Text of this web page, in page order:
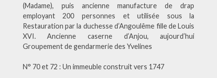
(Madame), puis ancienne manufacture de drap
employant 200 personnes et utilisée sous la
Restauration par la duchesse d’Angoulême fille de Louis
XVI. Ancienne caserne d’Anjou, aujourd’hui
Groupement de gendarmerie des Yvelines
N° 70 et 72 : Un immeuble construit vers 1747